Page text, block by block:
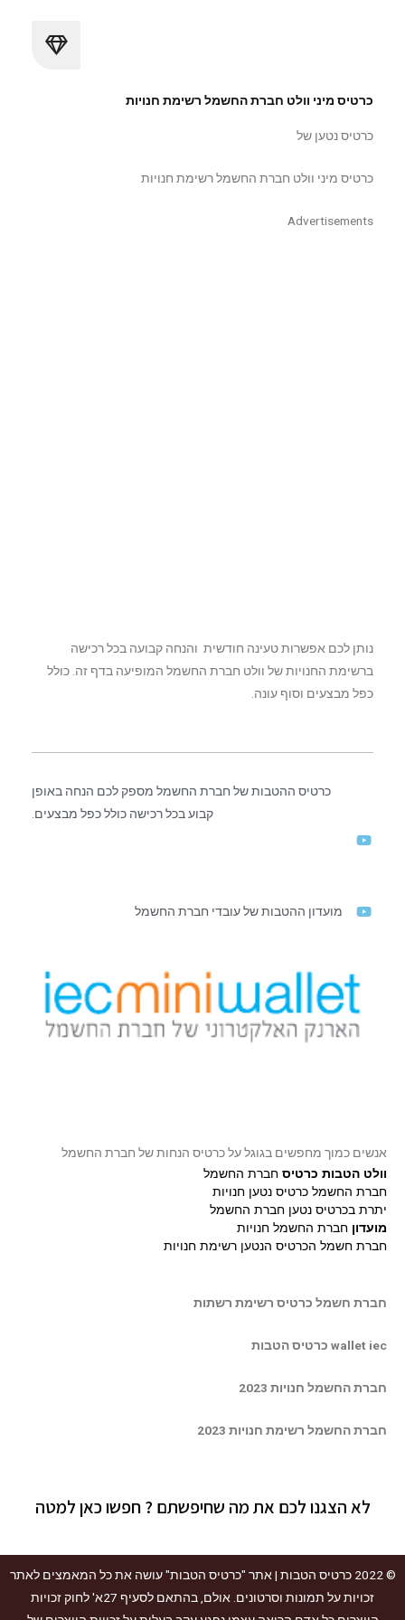
כרטיס מיני וולט חברת החשמל רשימת חנויות
כרטיס נטען של
כרטיס מיני וולט חברת החשמל רשימת חנויות
Advertisements
נותן לכם אפשרות טעינה חודשית והנחה קבועה בכל רכישה
ברשימת החנויות של וולט חברת החשמל המופיעה בדף זה. כולל
כפל מבצעים וסוף עונה.
כרטיס ההטבות של חברת החשמל מספק לכם הנחה באופן
קבוע בכל רכישה כולל כפל מבצעים.
מועדון ההטבות של עובדי חברת החשמל
אנשים כמוך מחפשים בגוגל על כרטיס הנחות של חברת החשמל
וולט הטבות כרטיס חברת החשמל
חברת החשמל כרטיס נטען חנויות
יתרת בכרטיס נטען חברת החשמל
מועדון חברת החשמל חנויות
חברת חשמל הכרטיס הנטען רשימת חנויות
חברת חשמל כרטיס רשימת רשתות
wallet iec כרטיס הטבות
חברת החשמל חנויות 2023
חברת החשמל רשימת חנויות 2023
לא הצגנו לכם את מה שחיפשתם ? חפשו כאן למטה
© 2022 כרטיס הטבות | אתר "כרטיס הטבות" עושה את כל המאמצים לאתר
זכויות על תמונות וסרטונים. אולם, בהתאם לסעיף 27א' לחוק זכויות